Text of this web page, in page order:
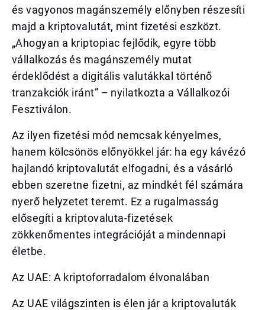
és vagyonos magánszemély előnyben részesíti
majd a kriptovalutát, mint fizetési eszközt.
„Ahogyan a kriptopiac fejlődik, egyre több
vállalkozás és magánszemély mutat
érdeklődést a digitális valutákkal történő
tranzakciók iránt” – nyilatkozta a Vállalkozói
Fesztiválon.
Az ilyen fizetési mód nemcsak kényelmes,
hanem kölcsönös előnyökkel jár: ha egy kávézó
hajlandó kriptovalutát elfogadni, és a vásárló
ebben szeretne fizetni, az mindkét fél számára
nyerő helyzetet teremt. Ez a rugalmasság
elősegíti a kriptovaluta-fizetések
zökkenőmentes integrációját a mindennapi
életbe.
Az UAE: A kriptoforradalom élvonalában
Az UAE világszinten is élen jár a kriptovaluták